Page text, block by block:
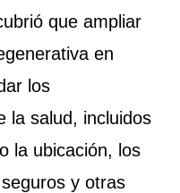
que ampliar
en
los
la salud, incluidos
la ubicación, los
y otras